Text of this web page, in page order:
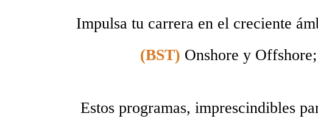
Impulsa tu carrera en el creciente
(BST) Onshore y Offshore;
Estos programas, imprescindibles